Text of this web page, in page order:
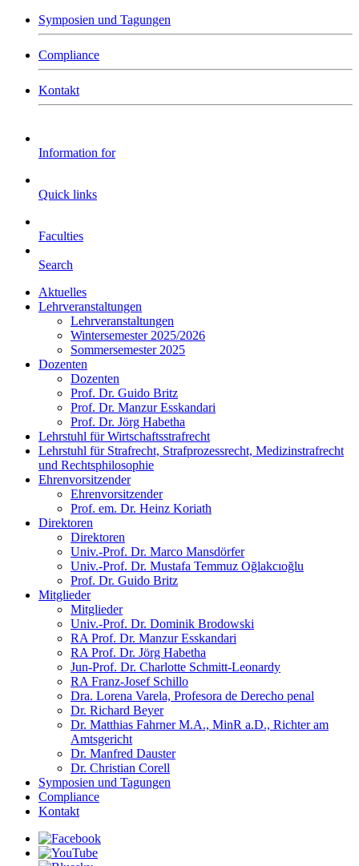
Symposien und Tagungen
Compliance
Kontakt
Information for
Quick links
Faculties
Search
Aktuelles
Lehrveranstaltungen
Lehrveranstaltungen
Wintersemester 2025/2026
Sommersemester 2025
Dozenten
Dozenten
Prof. Dr. Guido Britz
Prof. Dr. Manzur Esskandari
Prof. Dr. Jörg Habetha
Lehrstuhl für Wirtschaftsstrafrecht
Lehrstuhl für Strafrecht, Strafprozessrecht, Medizinstrafrecht
und Rechtsphilosophie
Ehrenvorsitzender
Ehrenvorsitzender
Prof. em. Dr. Heinz Koriath
Direktoren
Direktoren
Univ.-Prof. Dr. Marco Mansdörfer
Univ.-Prof. Dr. Mustafa Temmuz Oğlakcıoğlu
Prof. Dr. Guido Britz
Mitglieder
Mitglieder
Univ.-Prof. Dr. Dominik Brodowski
RA Prof. Dr. Manzur Esskandari
RA Prof. Dr. Jörg Habetha
Jun-Prof. Dr. Charlotte Schmitt-Leonardy
RA Franz-Josef Schillo
Dra. Lorena Varela, Profesora de Derecho penal
Dr. Richard Beyer
Dr. Matthias Fahrner M.A., MinR a.D., Richter am
Amtsgericht
Dr. Manfred Dauster
Dr. Christian Corell
Symposien und Tagungen
Compliance
Kontakt